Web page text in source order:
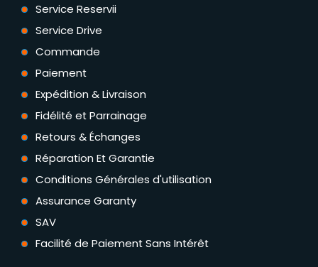
Service Reservii
Service Drive
Commande
Paiement
Expédition & Livraison
Fidélité et Parrainage
Retours & Échanges
Réparation Et Garantie
Conditions Générales d'utilisation
Assurance Garanty
SAV
Facilité de Paiement Sans Intérêt